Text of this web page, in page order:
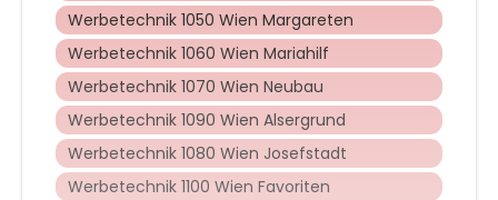
Werbetechnik 1050 Wien Margareten
Werbetechnik 1060 Wien Mariahilf
Werbetechnik 1070 Wien Neubau
Werbetechnik 1090 Wien Alsergrund
Werbetechnik 1080 Wien Josefstadt
Werbetechnik 1100 Wien Favoriten